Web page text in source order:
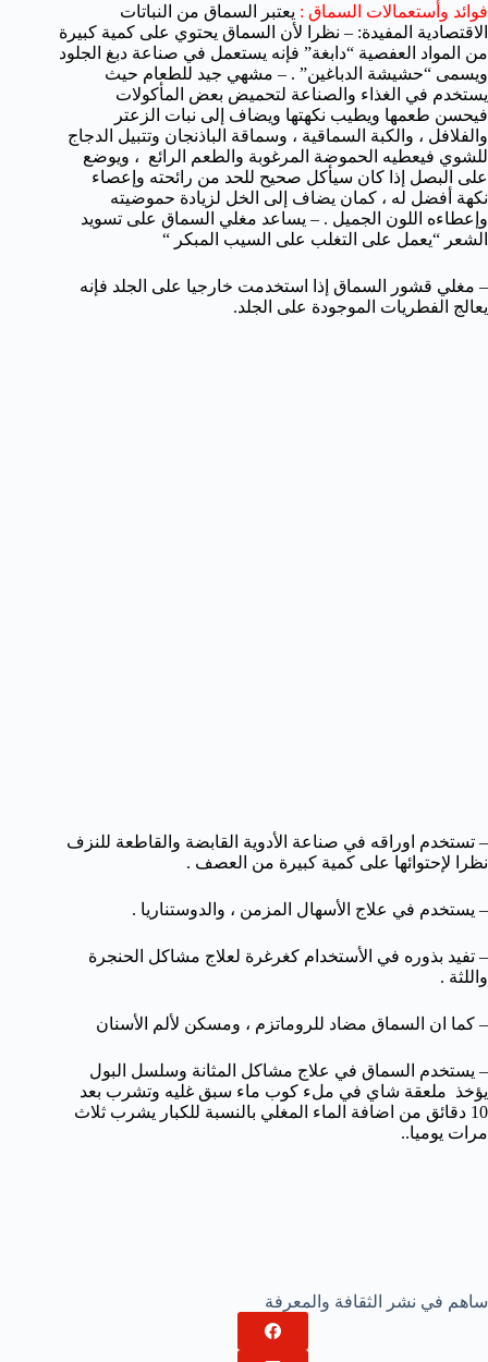
فوائد وأستعمالات السماق : يعتبر السماق من النباتات
الاقتصادية المفيدة: – نظرا لأن السماق يحتوي على كمية كبيرة
من المواد العفصية “دابغة” فإنه يستعمل في صناعة دبغ الجلود
ويسمى “حشيشة الدباغين” . – مشهي جيد للطعام حيث
يستخدم في الغذاء والصناعة لتحميض بعض المأكولات
فيحسن طعمها ويطيب نكهتها ويضاف إلى نبات الزعتر
والفلافل ، والكبة السماقية ، وسماقة الباذنجان وتتبيل الدجاج
للشوي فيعطيه الحموضة المرغوبة والطعم الرائع ، ويوضع
على البصل إذا كان سيأكل صحيح للحد من رائحته وإعصاء
نكهة أفضل له ، كمان يضاف إلى الخل لزيادة حموضيته
وإعطاءه اللون الجميل . – يساعد مغلي السماق على تسويد
الشعر “يعمل على التغلب على السيب المبكر “
– مغلي قشور السماق إذا استخدمت خارجيا على الجلد فإنه
يعالج الفطريات الموجودة على الجلد.
– تستخدم اوراقه في صناعة الأدوية القابضة والقاطعة للنزف
نظرا لإحتوائها على كمية كبيرة من العصف .
– يستخدم في علاج الأسهال المزمن ، والدوستناريا .
– تفيد بذوره في الأستخدام كغرغرة لعلاج مشاكل الحنجرة
واللثة .
– كما ان السماق مضاد للروماتزم ، ومسكن لألم الأسنان
– يستخدم السماق في علاج مشاكل المثانة وسلسل البول
يؤخذ ملعقة شاي في ملء كوب ماء سبق غليه وتشرب بعد
10 دقائق من اضافة الماء المغلي بالنسبة للكبار يشرب ثلاث
مرات يوميا..
ساهم في نشر الثقافة والمعرفة